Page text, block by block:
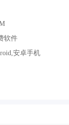
软件
安卓手机